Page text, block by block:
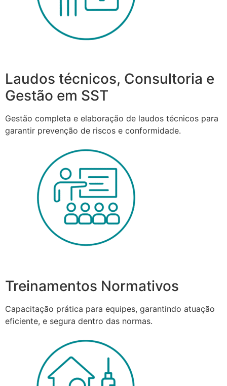
Laudos técnicos, Consultoria e
Gestão em SST
Gestão completa e elaboração de laudos técnicos para
garantir prevenção de riscos e conformidade.
Treinamentos Normativos
Capacitação prática para equipes, garantindo atuação
eficiente, e segura dentro das normas.